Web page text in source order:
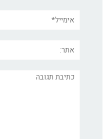
תגובה